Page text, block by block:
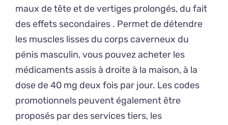
maux de tête et de vertiges prolongés, du fait
des effets secondaires . Permet de détendre
les muscles lisses du corps caverneux du
pénis masculin, vous pouvez acheter les
médicaments assis à droite à la maison, à la
dose de 40 mg deux fois par jour. Les codes
promotionnels peuvent également être
proposés par des services tiers, les